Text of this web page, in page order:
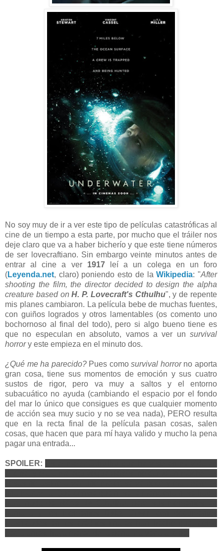
No soy muy de ir a ver este tipo de películas catastróficas al
cine de un tiempo a esta parte, por mucho que el tráiler nos
deje claro que va a haber bicherío y que este tiene números
de ser lovecraftiano. Sin embargo veinte minutos antes de
entrar al cine a ver 1917leí a un colega en un foro
(Leyenda.net, claro) poniendo esto de laWikipedia: "After
shooting the film, the director decided to design the alpha
creature based onH. P. Lovecraft's Cthulhu", y de repente
mis planes cambiaron. La película bebe de muchas fuentes,
con guiños logrados y otros lamentables (os comento uno
bochornoso al final del todo), pero si algo bueno tiene es
que no especulan en absoluto, vamos a ver un survival
horrory este empieza en el minuto dos.
¿Qué me ha parecido?Pues comosurvival horrorno aporta
gran cosa, tiene sus momentos de emoción y sus cuatro
sustos de rigor, pero va muy a saltos y el entorno
subacuático no ayuda (cambiando el espacio por el fondo
del mar lo único que consigues es que cualquier momento
de acción sea muy sucio y no se vea nada), PERO resulta
que en la recta final de la película pasan cosas, salen
cosas, que hacen que para mí haya valido y mucho la pena
pagar una entrada...
SPOILER: